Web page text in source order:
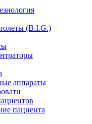
(B.I.G.)
аппараты
пациента